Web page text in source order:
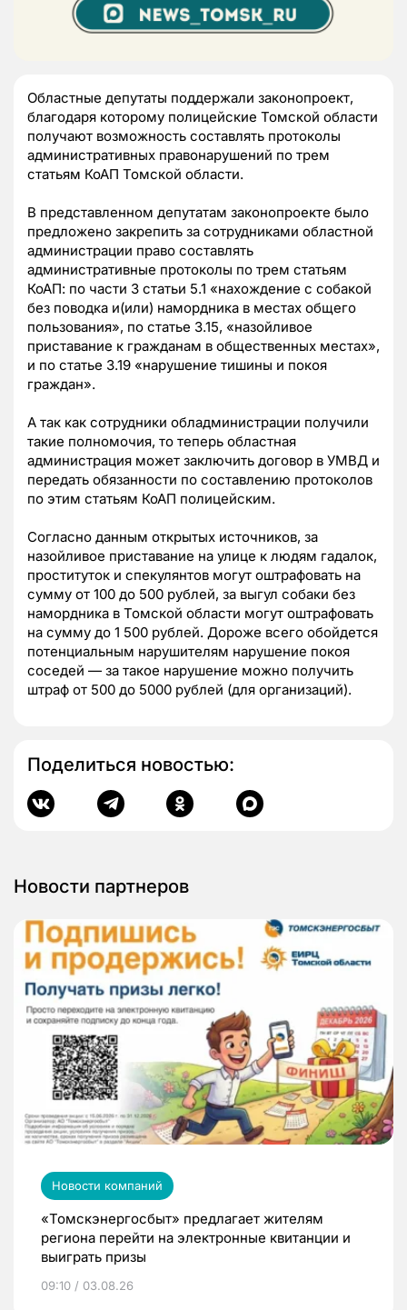
Областные депутаты поддержали законопроект,
благодаря которому полицейские Томской области
получают возможность составлять протоколы
административных правонарушений по трем
статьям КоАП Томской области.
В представленном депутатам законопроекте было
предложено закрепить за сотрудниками областной
администрации право составлять
административные протоколы по трем статьям
КоАП: по части 3 статьи 5.1 «нахождение с собакой
без поводка и(или) намордника в местах общего
пользования», по статье 3.15, «назойливое
приставание к гражданам в общественных местах»,
и по статье 3.19 «нарушение тишины и покоя
граждан».
А так как сотрудники обладминистрации получили
такие полномочия, то теперь областная
администрация может заключить договор в УМВД и
передать обязанности по составлению протоколов
по этим статьям КоАП полицейским.
Согласно данным открытых источников, за
назойливое приставание на улице к людям гадалок,
проституток и спекулянтов могут оштрафовать на
сумму от 100 до 500 рублей, за выгул собаки без
намордника в Томской области могут оштрафовать
на сумму до 1 500 рублей. Дороже всего обойдется
потенциальным нарушителям нарушение покоя
соседей — за такое нарушение можно получить
штраф от 500 до 5000 рублей (для организаций).
Поделиться новостью:
Новости партнеров
Новости компаний
«Томскэнергосбыт» предлагает жителям
региона перейти на электронные квитанции и
выиграть призы
09:10 / 03.08.26